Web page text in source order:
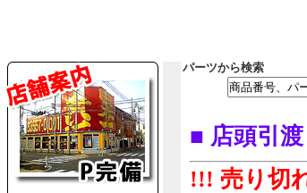
パーツから検索
■ 店頭引
!!! 売り切